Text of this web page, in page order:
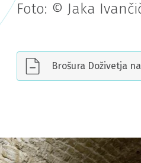
Foto: © Jaka
Brošura Doživetja